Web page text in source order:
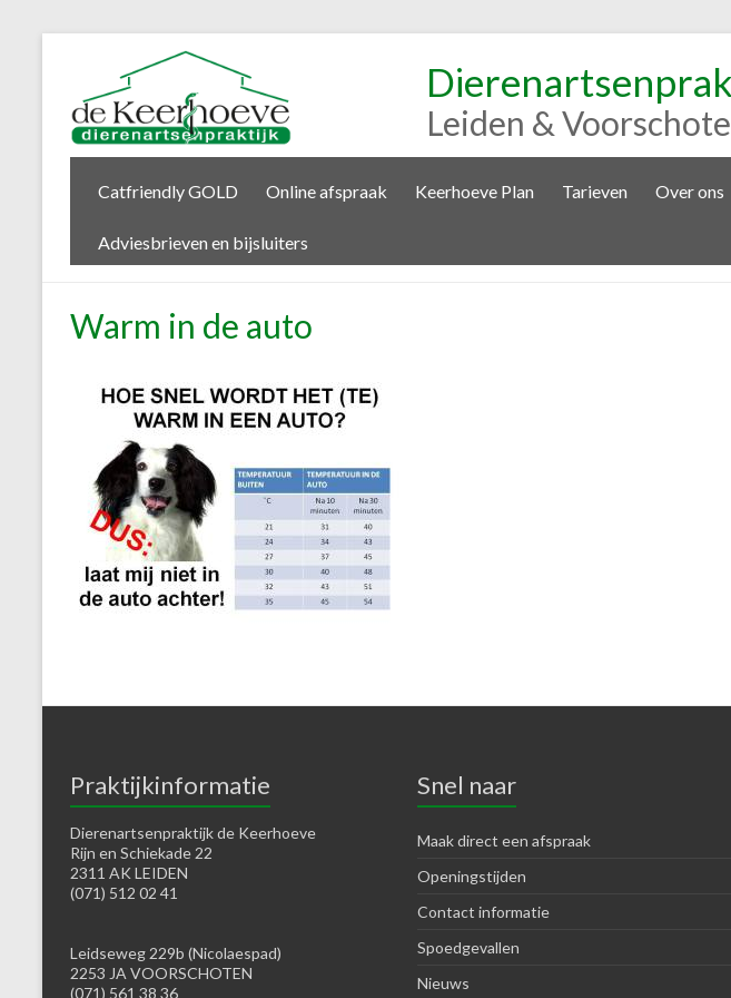
Leiden &
Catfriendly GOLD Online afspraak Keerhoeve Plan Tarieven Over ons
Adviesbrieven en bijsluiters
Warm in de auto
Praktijkinformatie
Dierenartsenpraktijk de Keerhoeve
Rijn en Schiekade 22
2311 AK LEIDEN
(071) 512 02 41
Leidseweg 229b (Nicolaespad)
2253 JA VOORSCHOTEN
(071) 561 38 36
Snel naar
Maak direct een afspraak
Openingstijden
Contact informatie
Spoedgevallen
Nieuws